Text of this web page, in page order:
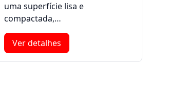
uma superfície lisa e
compactada,…
Ver detalhes